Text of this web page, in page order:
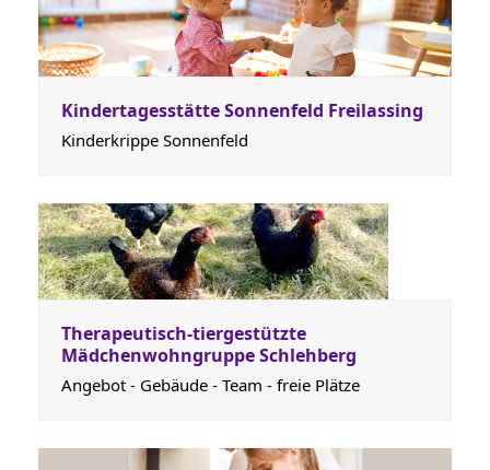
Kindertagesstätte Sonnenfeld Freilassing
Kinderkrippe Sonnenfeld
Therapeutisch-tiergestützte
Mädchenwohngruppe Schlehberg
Angebot - Gebäude - Team - freie Plätze